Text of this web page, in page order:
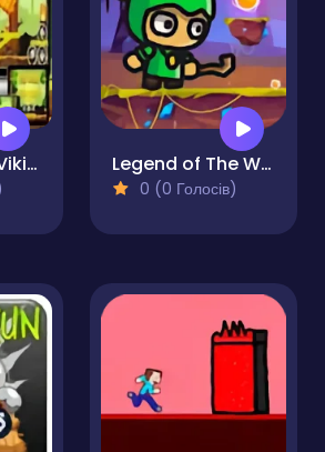
Wings of the Viking Legend of The Witcher
0 (0 Голосів)